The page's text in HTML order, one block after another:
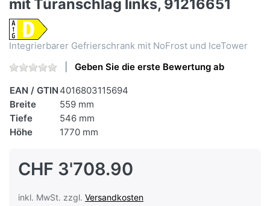
mit Türanschlag links, 91216651
Integrierbarer Gefrierschrank mit NoFrost und IceTower
Geben Sie die erste Bewertung ab
EAN / GTIN 4016803115694
Breite
559 mm
Tiefe
546 mm
Höhe
1770 mm
CHF 3'708.90
inkl. MwSt. zzgl. Versandkosten